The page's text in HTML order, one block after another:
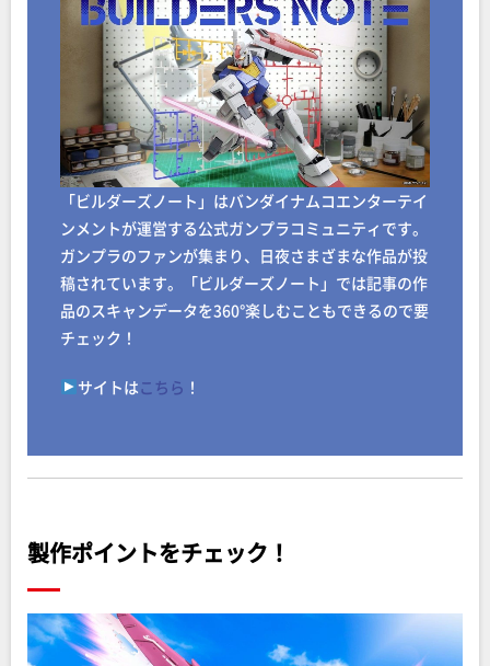
「ビルダーズノート」はバンダイナムコエンターテイ
ンメントが運営する公式ガンプラコミュニティです。
ガンプラのファンが集まり、日夜さまざまな作品が投
稿されています。「ビルダーズノート」では記事の作
品のスキャンデータを360°楽しむこともできるので要
チェック！
サイトはこちら ！
製作ポイントをチェック！